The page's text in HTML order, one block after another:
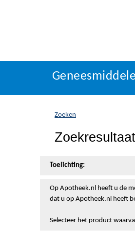
U
zich
hier:
Zoeken
Zoekresultaat
Toelichting:
Op Apotheek.nl heeft u de
dat u op Apotheek.nl heeft
Selecteer het product